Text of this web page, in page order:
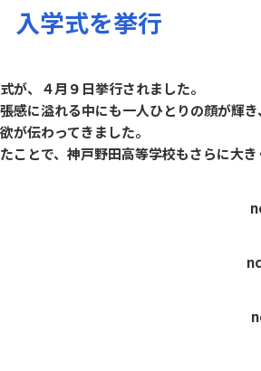
学式を挙行
が、４月９日挙行されました。
感に溢れる中にも一人ひとりの顔が輝き、
が伝わってきました。
ことで、神戸野田高等学校もさらに大き